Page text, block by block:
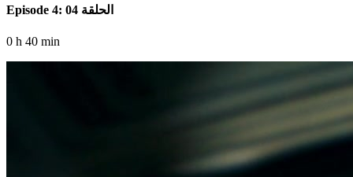
Episode 4: الحلقة 04
0 h 40 min